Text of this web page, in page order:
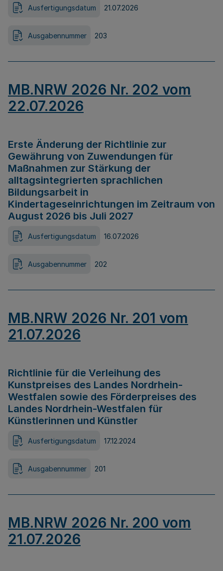
Ausfertigungsdatum 21.07.2026
Ausgabennummer 203
MB.NRW 2026 Nr. 202 vom
22.07.2026
Erste Änderung der Richtlinie zur
Gewährung von Zuwendungen für
Maßnahmen zur Stärkung der
alltagsintegrierten sprachlichen
Bildungsarbeit in
Kindertageseinrichtungen im Zeitraum von
August 2026 bis Juli 2027
Ausfertigungsdatum 16.07.2026
Ausgabennummer 202
MB.NRW 2026 Nr. 201 vom
21.07.2026
Richtlinie für die Verleihung des
Kunstpreises des Landes Nordrhein-
Westfalen sowie des Förderpreises des
Landes Nordrhein-Westfalen für
Künstlerinnen und Künstler
Ausfertigungsdatum 17.12.2024
Ausgabennummer 201
MB.NRW 2026 Nr. 200 vom
21.07.2026